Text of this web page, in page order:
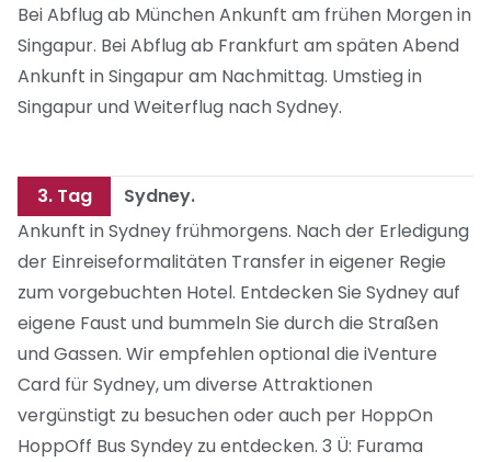
Bei Abflug ab München Ankunft am frühen Morgen in
Singapur. Bei Abflug ab Frankfurt am späten Abend
Ankunft in Singapur am Nachmittag. Umstieg in
Singapur und Weiterflug nach Sydney.
3. Tag
Sydney.
Ankunft in Sydney frühmorgens. Nach der Erledigung
der Einreiseformalitäten Transfer in eigener Regie
zum vorgebuchten Hotel. Entdecken Sie Sydney auf
eigene Faust und bummeln Sie durch die Straßen
und Gassen. Wir empfehlen optional die iVenture
Card für Sydney, um diverse Attraktionen
vergünstigt zu besuchen oder auch per HoppOn
HoppOff Bus Syndey zu entdecken. 3 Ü: Furama